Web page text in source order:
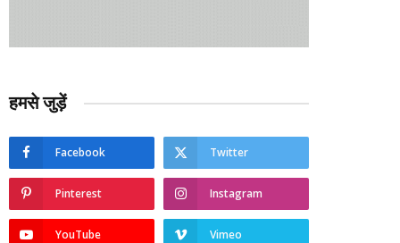
हमसे जुड़ें
Facebook Twitter
Pinterest Instagram
YouTube Vimeo